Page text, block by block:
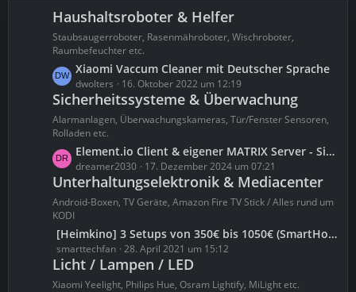
g
e
e
B
e
i
t
r
ä
g
e
Haushaltsroboter & Helfer
Staubsaugerroboter, Rasenmähroboter, Wischroboter,
Raumbefeuchter etc.
L
e
t
z
t
e
B
e
i
t
ä
g
e
Xiaomi Vaccum Cleaner mit Deutscher Sprache
dwolters 16. Oktober 2022 um 12:19
Sicherheitssysteme & Überwachung
Alarmanlagen, Überwachungskameras, Tür/Fenster Sensoren,
Rolladen etc.
L
e
t
z
t
e
B
e
i
Element.io Client & eigener MATRIX Server - Sicherster Messenger der Welt (besser als Sky ECC) [Tutorial]
dreamer2030 17. Dezember 2024 um 07:21
Unterhaltungselektronik & Mediacenter
Android-Boxen, TV Geräte, Amazon Fire TV Stick / Alles rund um
KODI
L
e
t
z
[Heimkino] 3 Setups von 350€ bis 1050€ (SmartHome) [Review]
smarttechfan 28. April 2021 um 15:12
Licht / Lampen / LED
Xiaomi Yeelight, Philips Hue, Osram Lightify, MiLight etc.